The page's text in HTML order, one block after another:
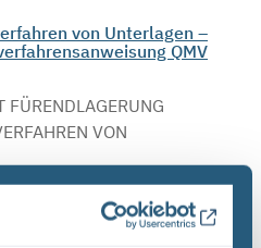
von Unterlagen –
QMV
FÜRENDLAGERUNG
VON
Element
Baugruppe Aufgabe